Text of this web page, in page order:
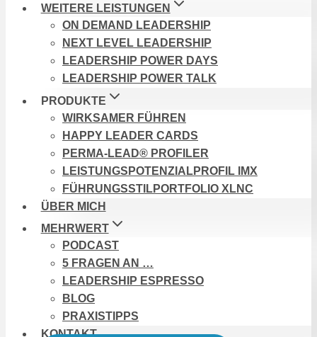
WEITERE LEISTUNGEN
ON DEMAND LEADERSHIP
NEXT LEVEL LEADERSHIP
LEADERSHIP POWER DAYS
LEADERSHIP POWER TALK
PRODUKTE
WIRKSAMER FÜHREN
HAPPY LEADER CARDS
PERMA-LEAD® PROFILER
LEISTUNGSPOTENZIALPROFIL IMX
FÜHRUNGSSTILPORTFOLIO XLNC
ÜBER MICH
MEHRWERT
PODCAST
5 FRAGEN AN …
LEADERSHIP ESPRESSO
BLOG
PRAXISTIPPS
KONTAKT